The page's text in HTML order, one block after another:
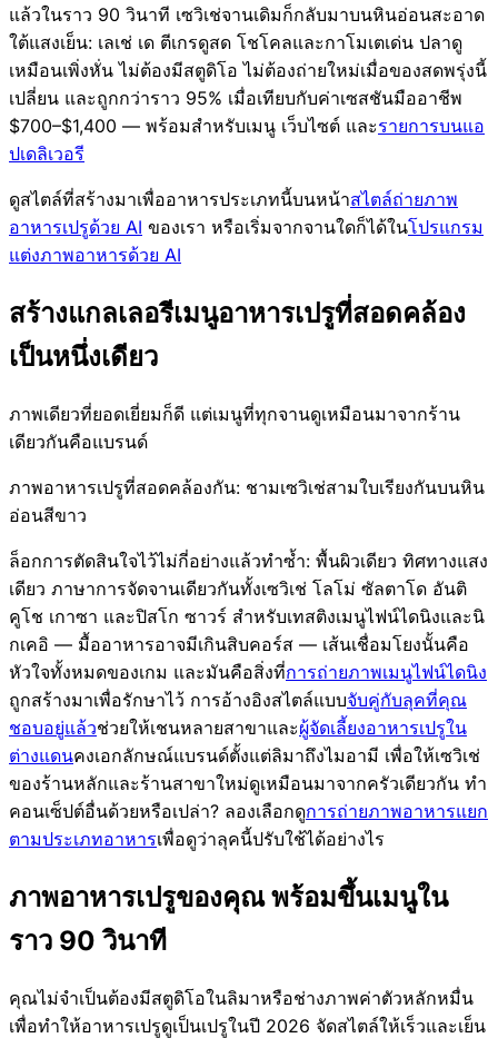
แล้วในราว 90 วินาที เซวิเช่จานเดิมก็กลับมาบนหินอ่อนสะอาด
ใต้แสงเย็น: เลเช่ เด ตีเกรดูสด โชโคลและกาโมเตเด่น ปลาดู
เหมือนเพิ่งหั่น ไม่ต้องมีสตูดิโอ ไม่ต้องถ่ายใหม่เมื่อของสดพรุ่งนี้
เปลี่ยน และถูกกว่าราว 95% เมื่อเทียบกับค่าเซสชันมืออาชีพ
$700–$1,400 — พร้อมสำหรับเมนู เว็บไซต์ และรายการบนแอ
ปเดลิเวอรี
ดูสไตล์ที่สร้างมาเพื่ออาหารประเภทนี้บนหน้าสไตล์ถ่ายภาพ
อาหารเปรูด้วย AI ของเรา หรือเริ่มจากจานใดก็ได้ในโปรแกรม
แต่งภาพอาหารด้วย AI
สร้างแกลเลอรีเมนูอาหารเปรูที่สอดคล้อง
เป็นหนึ่งเดียว
ภาพเดียวที่ยอดเยี่ยมก็ดี แต่เมนูที่ทุกจานดูเหมือนมาจากร้าน
เดียวกันคือแบรนด์
ภาพอาหารเปรูที่สอดคล้องกัน: ชามเซวิเช่สามใบเรียงกันบนหิน
อ่อนสีขาว
ล็อกการตัดสินใจไว้ไม่กี่อย่างแล้วทำซ้ำ: พื้นผิวเดียว ทิศทางแสง
เดียว ภาษาการจัดจานเดียวกันทั้งเซวิเช่ โลโม่ ซัลตาโด อันติ
คูโช เกาซา และปิสโก ซาวร์ สำหรับเทสติงเมนูไฟน์ไดนิงและนิ
กเคอิ — มื้ออาหารอาจมีเกินสิบคอร์ส — เส้นเชื่อมโยงนั้นคือ
หัวใจทั้งหมดของเกม และมันคือสิ่งที่การถ่ายภาพเมนูไฟน์ไดนิง
ถูกสร้างมาเพื่อรักษาไว้ การอ้างอิงสไตล์แบบจับคู่กับลุคที่คุณ
ชอบอยู่แล้วช่วยให้เชนหลายสาขาและผู้จัดเลี้ยงอาหารเปรูใน
ต่างแดนคงเอกลักษณ์แบรนด์ตั้งแต่ลิมาถึงไมอามี เพื่อให้เซวิเช่
ของร้านหลักและร้านสาขาใหม่ดูเหมือนมาจากครัวเดียวกัน ทำ
คอนเซ็ปต์อื่นด้วยหรือเปล่า? ลองเลือกดูการถ่ายภาพอาหารแยก
ตามประเภทอาหารเพื่อดูว่าลุคนี้ปรับใช้ได้อย่างไร
ภาพอาหารเปรูของคุณ พร้อมขึ้นเมนูใน
ราว 90 วินาที
คุณไม่จำเป็นต้องมีสตูดิโอในลิมาหรือช่างภาพค่าตัวหลักหมื่น
เพื่อทำให้อาหารเปรูดูเป็นเปรูในปี 2026 จัดสไตล์ให้เร็วและเย็น